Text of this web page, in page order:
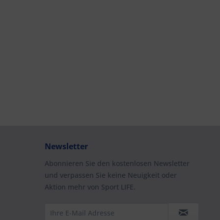
Newsletter
Abonnieren Sie den kostenlosen Newsletter
und verpassen Sie keine Neuigkeit oder
Aktion mehr von Sport LIFE.